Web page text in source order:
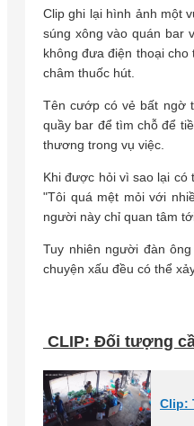
Clip ghi lại hình ảnh một
súng xông vào quán bar
không đưa điện thoại
châm thuốc hút.
Tên cướp có vẻ bất ngờ
quầy bar để tìm chỗ để
thương trong vụ việc.
Khi được hỏi vì sao lại có
"Tôi quá mệt mỏi với
người này chỉ quan tâm
Tuy nhiên người đàn
chuyện xấu đều có thể
CLIP: Đối tượng
Clip: